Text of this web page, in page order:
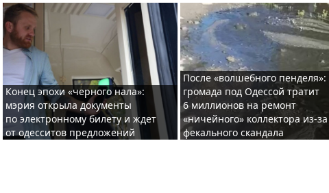
Конец эпохи «черного нала»:
мэрия открыла документы
по электронному билету и ждет
от одесситов предложений
После «волшебного пенделя»:
громада под Одессой тратит
6 миллионов на ремонт
«ничейного» коллектора из-за
фекального скандала